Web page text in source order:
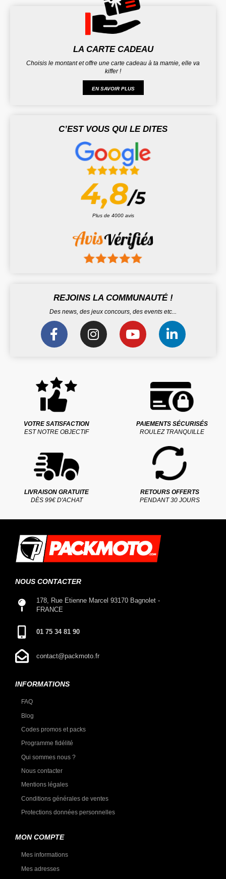
LA CARTE CADEAU
Choisis le montant et offre une carte cadeau à ta mamie, elle va
kiffer !
EN SAVOIR PLUS
C’EST VOUS QUI LE DITES
Plus de 4000 avis
REJOINS LA COMMUNAUTÉ !
Des news, des jeux concours, des events etc...
VOTRE SATISFACTION
EST NOTRE OBJECTIF
PAIEMENTS SÉCURISÉS
ROULEZ TRANQUILLE
LIVRAISON GRATUITE
DÈS 99€ D'ACHAT
RETOURS OFFERTS
PENDANT 30 JOURS
NOUS CONTACTER
178, Rue Etienne Marcel 93170 Bagnolet -
FRANCE
01 75 34 81 90
contact@packmoto.fr
INFORMATIONS
FAQ
Blog
Codes promos et packs
Programme fidélité
Qui sommes nous ?
Nous contacter
Mentions légales
Conditions générales de ventes
Protections données personnelles
MON COMPTE
Mes informations
Mes adresses